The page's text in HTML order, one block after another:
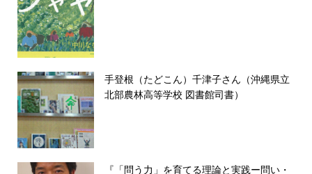
手登根（たどこん）千津子さん（沖縄県立
北部農林高等学校 図書館司書）
『「問う力」を育てる理論と実践ー問い・